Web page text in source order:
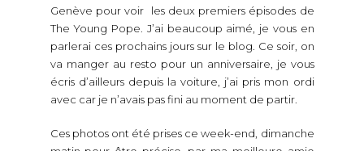
Genève pour voir les deux premiers épisodes de
The Young Pope. J’ai beaucoup aimé, je vous en
parlerai ces prochains jours sur le blog. Ce soir, on
va manger au resto pour un anniversaire, je vous
écris d’ailleurs depuis la voiture, j’ai pris mon ordi
avec car je n’avais pas fini au moment de partir.
Ces photos ont été prises ce week-end, dimanche